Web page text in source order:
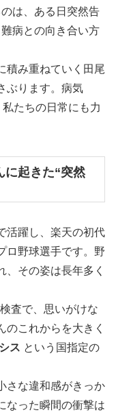
は、ある日突然告
病との向き合い方
積み重ねていく田尾
ぶります。病気
私たちの日常にも力
に起きた“突然
活躍し、楽天の初代
ロ野球選手です。野
、その姿は長年多く
査で、思いがけな
のこれからを大きく
ス という国指定の
さな違和感がきっか
なった瞬間の衝撃は